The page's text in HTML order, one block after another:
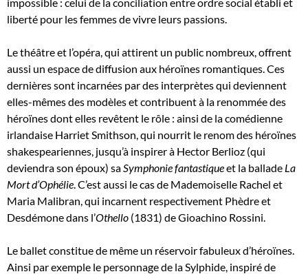
liberté pour les femmes de vivre leurs passions.
Le théâtre et l’opéra, qui attirent un public nombreux, offrent
aussi un espace de diffusion aux héroïnes romantiques. Ces
dernières sont incarnées par des interprètes qui deviennent
elles-mêmes des modèles et contribuent à la renommée des
héroïnes dont elles revêtent le rôle : ainsi de la comédienne
irlandaise Harriet Smithson, qui nourrit le renom des héroïnes
shakespeariennes, jusqu’à inspirer à Hector Berlioz (qui
deviendra son époux) saSymphonie fantastiqueet la ballade La
Mort d’Ophélie. C’est aussi le cas de Mademoiselle Rachel et
Maria Malibran, qui incarnent respectivement Phèdre et
Desdémone dans l’Othello (1831) de Gioachino Rossini.
Le ballet constitue de même un réservoir fabuleux d’héroïnes.
Ainsi par exemple le personnage de la Sylphide, inspiré de